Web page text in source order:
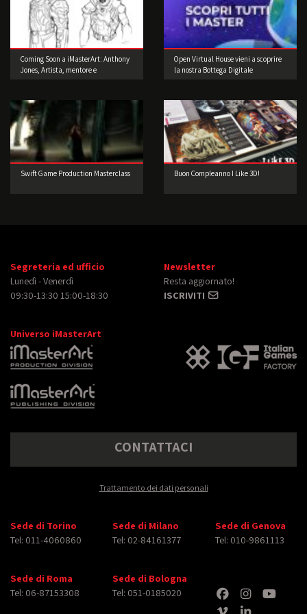
Coming Soon a iMasterArt: Anthony
Jones, Artista, mentore e
Open Virtual House vieni a scoprire
la nostra Bottega Digitale
Swift Game Production Masterclass Buon Compleanno I Like 3D!
Segreteria ed ufficio
Lunedì - Venerdì
09:30-13:30 15:00-18:30
Newsletter
Resta aggiornato!
ISCRIVITI
Universo iMasterArt
CONTATTACI
Trattamento dei dati personali
Sede di Torino
Tel: 011-4060860
Sede di Milano
Tel: 02-84161377
Sede di Genova
Tel: 010-9861113
Sede di Roma
Tel: 06-87153308
Sede di Bologna
Tel: 051-0185020